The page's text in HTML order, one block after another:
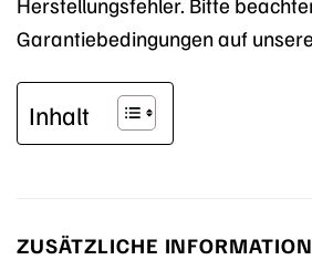
Garantiebedingungen auf
Inhalt
ZUSÄTZLICHE